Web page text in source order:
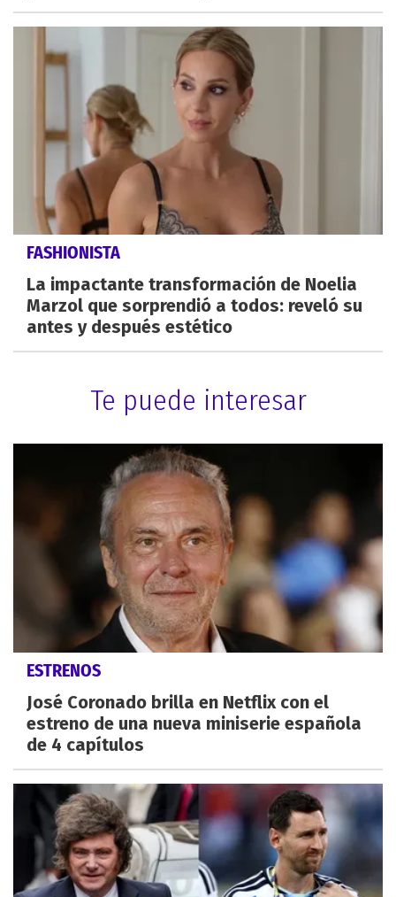
FASHIONISTA
La impactante transformación de Noelia
Marzol que sorprendió a todos: reveló su
antes y después estético
Te puede interesar
ESTRENOS
José Coronado brilla en Netflix con el
estreno de una nueva miniserie española
de 4 capítulos